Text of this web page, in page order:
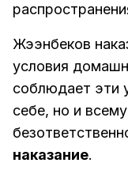
Жээнбеков
условия
соблюдает эти
себе, но и
наказание.